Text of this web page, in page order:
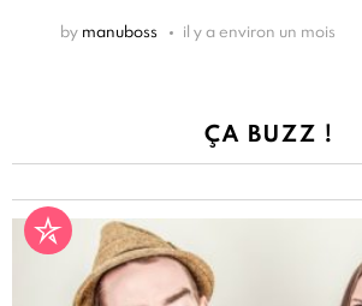
by manuboss il y a environ un mois
ÇA BUZZ !